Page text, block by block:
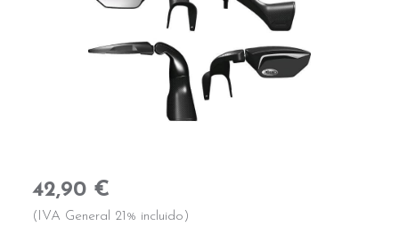
42,90 €
(IVA General 21% incluido)